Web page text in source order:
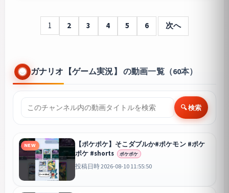
1 2 3 4 5 6 次へ
ガナリオ【ゲーム実況】 の動画一覧（60本）
🔍 検索
NEW
【ポケポケ】そこダブルか#ポケモン #ポケ
ポケ #shorts
ポケポケ
投稿日時 2026-08-10 11:55:50